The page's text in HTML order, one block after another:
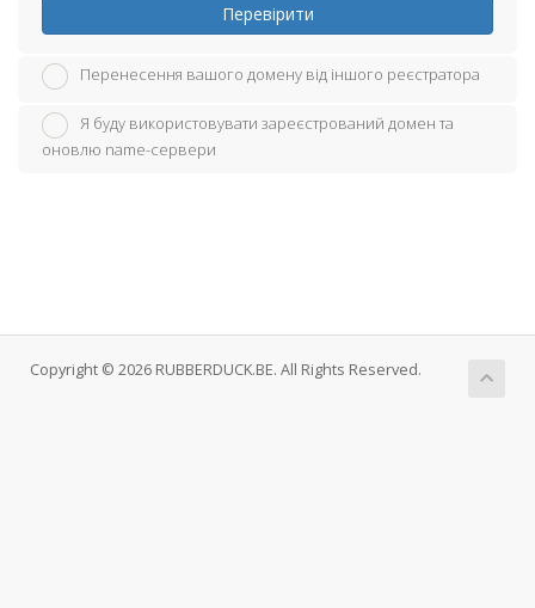
Перевірити
Перенесення вашого домену від іншого реєстратора
Я буду використовувати зареєстрований домен та
оновлю name-сервери
Copyright © 2026 RUBBERDUCK.BE. All Rights Reserved.